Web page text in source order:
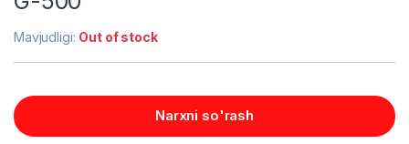
Mavjudligi: Out of stock
Narxni so'rash